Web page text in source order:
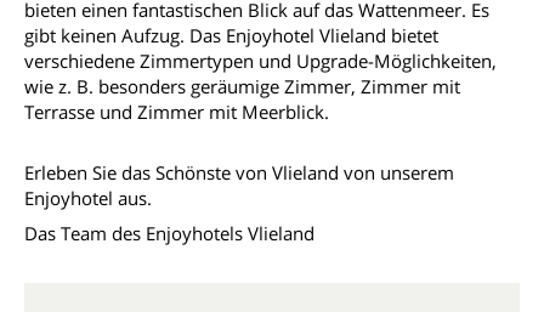
bieten einen fantastischen Blick auf das Wattenmeer. Es
gibt keinen Aufzug. Das Enjoyhotel Vlieland bietet
verschiedene Zimmertypen und Upgrade-Möglichkeiten,
wie z. B. besonders geräumige Zimmer, Zimmer mit
Terrasse und Zimmer mit Meerblick.
Erleben Sie das Schönste von Vlieland von unserem
Enjoyhotel aus.
Das Team des Enjoyhotels Vlieland